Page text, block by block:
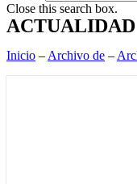
Close this search box.
ACTUALIDAD
Inicio – Archivo de –